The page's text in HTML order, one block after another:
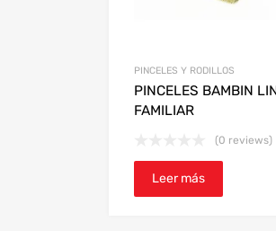
PINCELES Y RODILLOS
PINCELES BAMBIN
FAMILIAR
(0 reviews)
Leer más